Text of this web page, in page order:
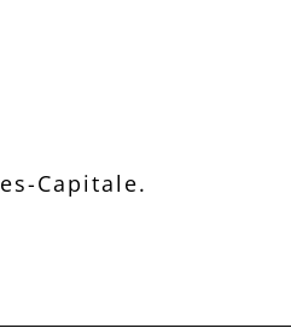
Capitale.